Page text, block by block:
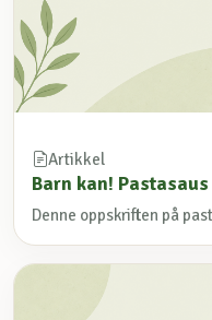
Artikkel
Barn kan!
Denne oppskriften på